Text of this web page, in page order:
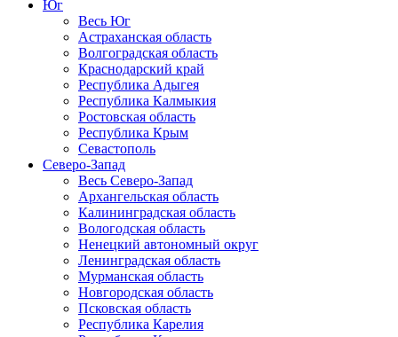
Юг
Весь Юг
Астраханская область
Волгоградская область
Краснодарский край
Республика Адыгея
Республика Калмыкия
Ростовская область
Республика Крым
Севастополь
Северо-Запад
Весь Северо-Запад
Архангельская область
Калининградская область
Вологодская область
Ненецкий автономный округ
Ленинградская область
Мурманская область
Новгородская область
Псковская область
Республика Карелия